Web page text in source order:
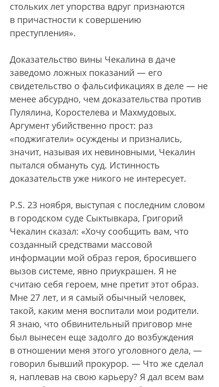
стольких лет упорства вдруг признаются
в причастности к совершению
преступления».
Доказательство вины Чекалина в даче
заведомо ложных показаний — его
свидетельство о фальсификациях в деле — не
менее абсурдно, чем доказательства против
Пулялина, Коростелева и Махмудовых.
Аргумент убийственно прост: раз
«поджигатели» осуждены и признались,
значит, называя их невиновными, Чекалин
пытался обмануть суд. Истинность
доказательств уже никого не интересует.
P.S. 23 ноября, выступая с последним словом
в городском суде Сыктывкара, Григорий
Чекалин сказал: «Хочу сообщить вам, что
созданный средствами массовой
информации мой образ героя, бросившего
вызов системе, явно приукрашен. Я не
считаю себя героем, мне претит этот образ.
Мне 27 лет, и я самый обычный человек,
такой, каким меня воспитали мои родители.
Я знаю, что обвинительный приговор мне
был вынесен еще задолго до возбуждения
в отношении меня этого уголовного дела, —
говорил бывший прокурор. — Что же сделал
я, наплевав на свою карьеру? Я дал всем вам